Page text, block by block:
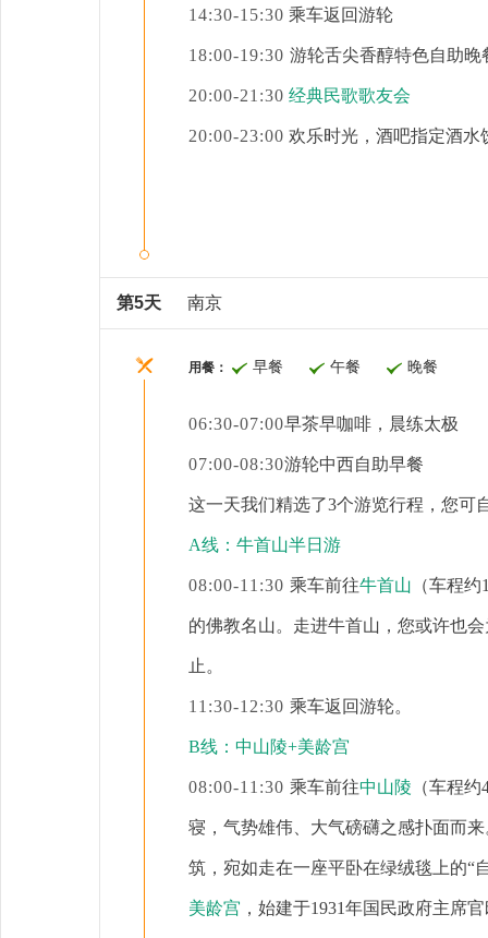
14:30-15:30 乘车返回游轮
18:00-19:30 游轮舌尖香醇特色自助晚
20:00-21:30 经典民歌歌友会
20:00-23:00 欢乐时光，酒吧指定酒水
第5天 南京
用餐： 早餐 午餐 晚餐
06:30-07:00早茶早咖啡，晨练太极
07:00-08:30游轮中西自助早餐
这一天我们精选了3个游览行程，您可
A线：牛首山半日游
08:00-11:30 乘车前往牛首山 （车程约
的佛教名山。走进牛首山，您或许也
止。
11:30-12:30 乘车返回游轮。
B线：中山陵+美龄宫
08:00-11:30 乘车前往中山陵 （车程约
寝，气势雄伟、大气磅礴之感扑面而
筑，宛如走在一座平卧在绿绒毯上的“
美龄宫 ，始建于1931年国民政府主席